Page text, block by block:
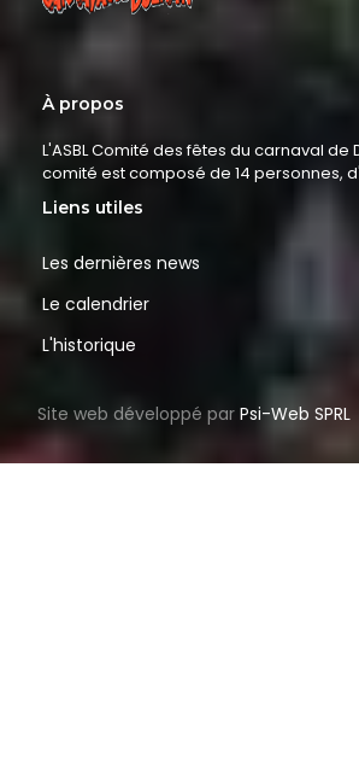
À propos
L'ASBL Comité des fêtes du carnaval
comité est composé de 14 personnes,
Liens utiles
Les dernières news
Le calendrier
L'historique
Site web développé par Psi-Web SPRL